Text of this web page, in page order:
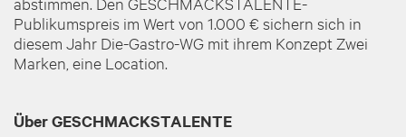
Publikumspreis im Wert von 1.000 € sichern sich in
diesem Jahr Die-Gastro-WG mit ihrem Konzept Zwei
Marken, eine Location.
Über GESCHMACKSTALENTE